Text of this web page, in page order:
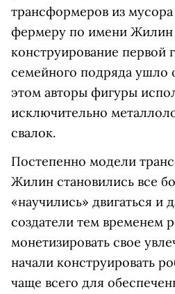
трансформеров из
фермеру по имени
конструирование первой
семейного подряда ушло
этом авторы фигуры
исключительно
свалок.
Постепенно модели
Жилин становились все
«научились» двигаться и
создатели тем временем
монетизировать свое
начали конструировать
чаще всего для